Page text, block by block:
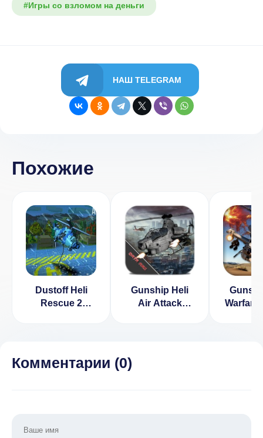
#Игры со взломом на деньги
НАШ TELEGRAM
Похожие
Dustoff Heli
Rescue 2
Gunship Heli
Air Attack
Warfare
Комментарии (0)